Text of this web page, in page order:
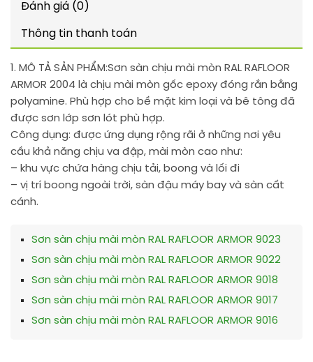
Đánh giá (0)
Thông tin thanh toán
1. MÔ TẢ SẢN PHẨM:Sơn sàn chịu mài mòn RAL RAFLOOR
ARMOR 2004 là chịu mài mòn gốc epoxy đóng rắn bằng
polyamine. Phù hợp cho bề mặt kim loại và bê tông đã
được sơn lớp sơn lót phù hợp.
Công dụng: được ứng dụng rộng rãi ở những nơi yêu
cầu khả năng chịu va đập, mài mòn cao như:
– khu vực chứa hàng chịu tải, boong và lối đi
– vị trí boong ngoài trời, sàn đậu máy bay và sàn cất
cánh.
Sơn sàn chịu mài mòn RAL RAFLOOR ARMOR 9023
Sơn sàn chịu mài mòn RAL RAFLOOR ARMOR 9022
Sơn sàn chịu mài mòn RAL RAFLOOR ARMOR 9018
Sơn sàn chịu mài mòn RAL RAFLOOR ARMOR 9017
Sơn sàn chịu mài mòn RAL RAFLOOR ARMOR 9016